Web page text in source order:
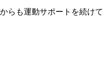
らも運動サポートを続けて